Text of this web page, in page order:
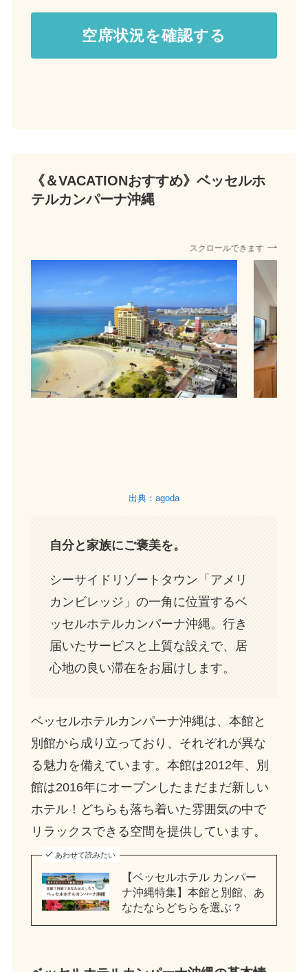
空席状況を確認する
《＆VACATIONおすすめ》 ベッセルホ
テルカンパーナ沖縄
スクロールできます
出典：agoda
自分と家族にご褒美を。
シーサイドリゾートタウン「アメリ
カンビレッジ」の一角に位置するベ
ッセルホテルカンパーナ沖縄。行き
届いたサービスと上質な設えで、居
心地の良い滞在をお届けします。
ベッセルホテルカンパーナ沖縄は、本館と
別館から成り立っており、それぞれが異な
る魅力を備えています。本館は2012年、別
館は2016年にオープンしたまだまだ新しい
ホテル！どちらも落ち着いた雰囲気の中で
リラックスできる空間を提供しています。
あわせて読みたい
【ベッセルホテル カンパー
ナ沖縄特集】本館と別館、あ
なたならどちらを選ぶ？